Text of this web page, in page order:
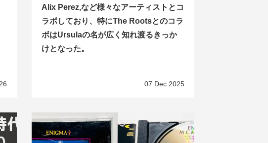
Alix Perez,など様々なアーティストとコ
ラボしており、特にThe Rootsとのコラ
ボはUrsulaの名が広く知れ渡るきっか
けとなった。
07 Dec 2025